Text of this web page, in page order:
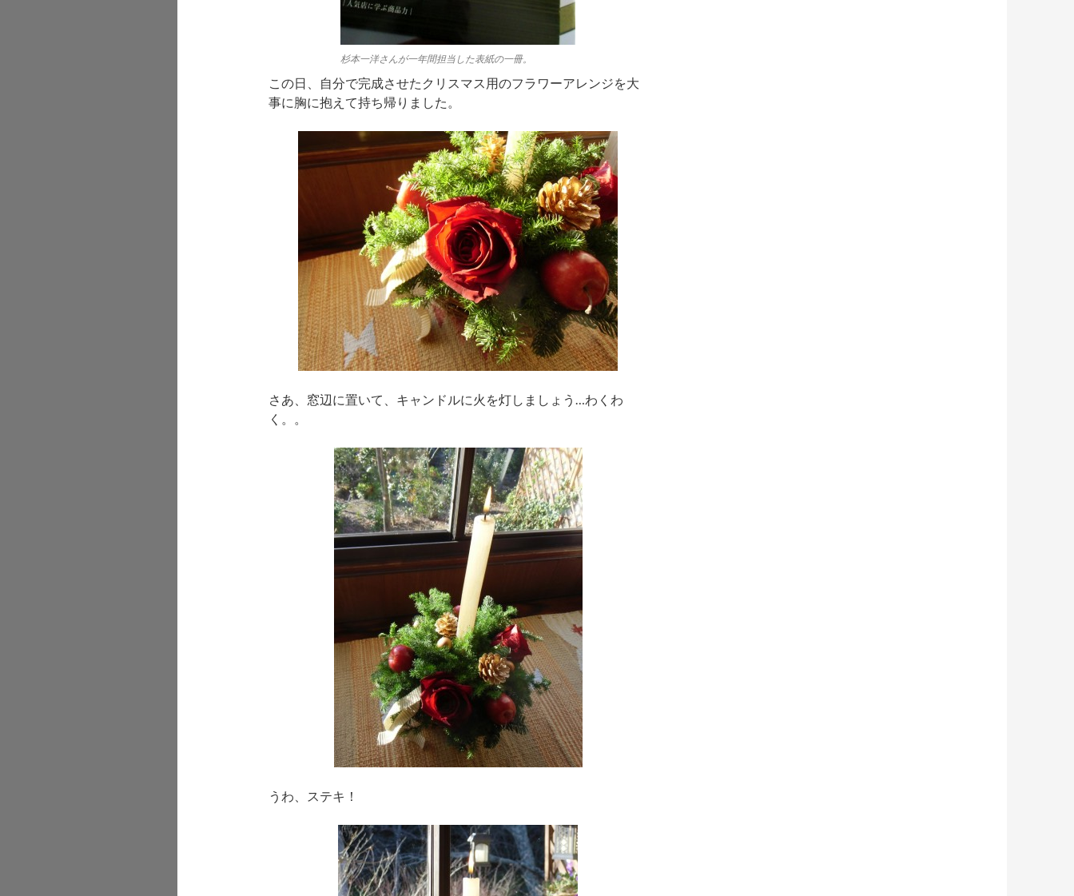
杉本一洋さんが一年間担当した表紙の一冊。
この日、自分で完成させたクリスマス用のフラワーアレンジを大
事に胸に抱えて持ち帰りました。
さあ、窓辺に置いて、キャンドルに火を灯しましょう…わくわ
く。。
うわ、ステキ！